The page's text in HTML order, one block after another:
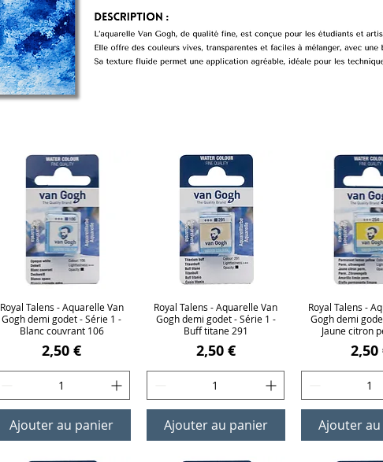
Aperçu rapide
Royal Talens - Aquarelle Van
Gogh demi godet - Série 1 -
Blanc couvrant 106
Prix
2,50 €
Ajouter au panier
Aperçu rapide
Royal Talens - Aquarelle Van
Gogh demi godet - Série 1 -
Buff titane 291
Prix
2,50 €
Ajouter au panier
Aperçu
Royal Talens -
Gogh demi
Jaune citron
Prix
2,50
Ajouter